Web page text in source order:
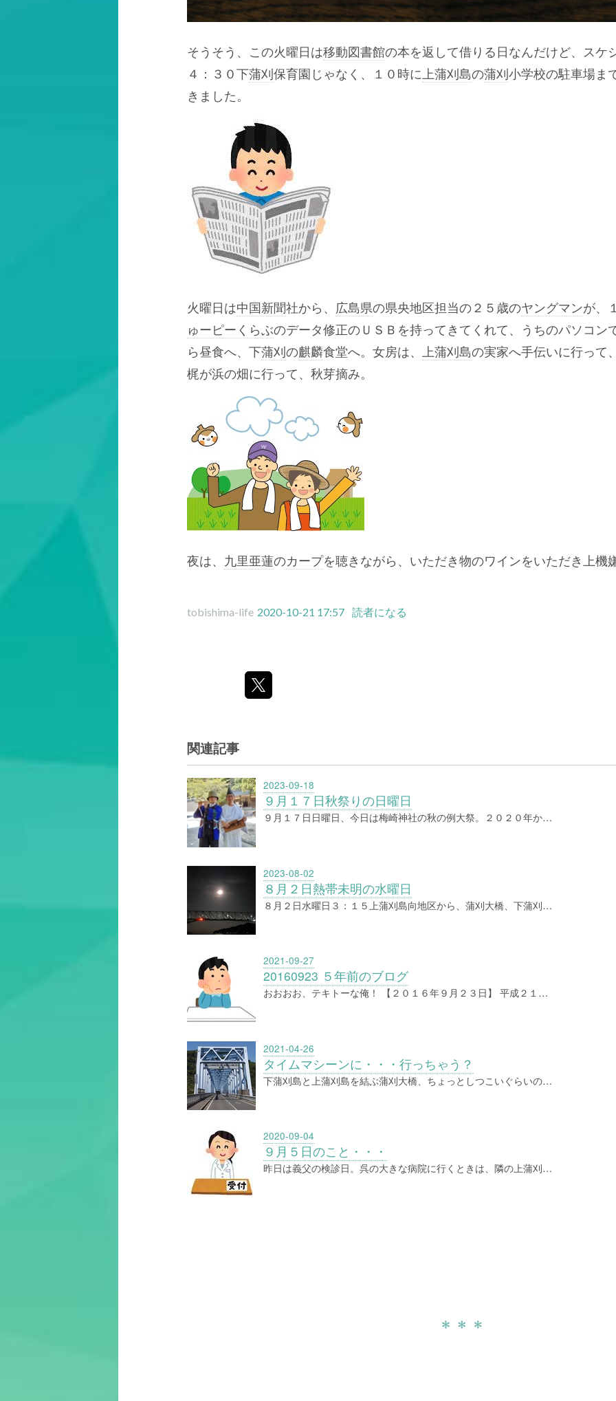
そうそう、この火曜日は移動図書館の本を返して借りる日なんだけど、スケ
４：３０下蒲刈保育園じゃなく、１０時に 上蒲刈島の蒲刈小学校の駐車場ま
きました。
火曜日は中国新聞社から、 広島県の県央地区担当の２５歳のヤングマンが、
ゅーピーくらぶのデータ修正のＵＳＢを持ってきてくれて、うちのパソコン
ら昼食へ、下蒲刈の麒麟食堂へ。女房は、 上蒲刈島の実家へ手伝いに行って
梶が浜の畑に行って、秋芽摘み。
夜は、 九里亜蓮のカープを聴きながら、いただき物のワインをいただき上機
tobishima-life 2020-10-21 17:57 読者になる
関連記事
2023-09-18
９月１７日秋祭りの日曜日
９月１７日日曜日、今日は梅崎神社の秋の例大祭。２０２０年か…
2023-08-02
８月２日熱帯未明の水曜日
８月２日水曜日３：１５上蒲刈島向地区から、蒲刈大橋、下蒲刈…
2021-09-27
20160923 ５年前のブログ
おおおお、テキトーな俺！ 【２０１６年９月２３日】 平成２１…
2021-04-26
タイムマシーンに・・・行っちゃう？
下蒲刈島と上蒲刈島を結ぶ蒲刈大橋、ちょっとしつこいぐらいの…
2020-09-04
９月５日のこと・・・
昨日は義父の検診日。呉の大きな病院に行くときは、隣の上蒲刈…